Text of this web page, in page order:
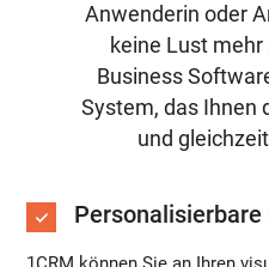
Anwenderin oder
keine Lust
Business
System, das Ihnen
und
Personalisierbare